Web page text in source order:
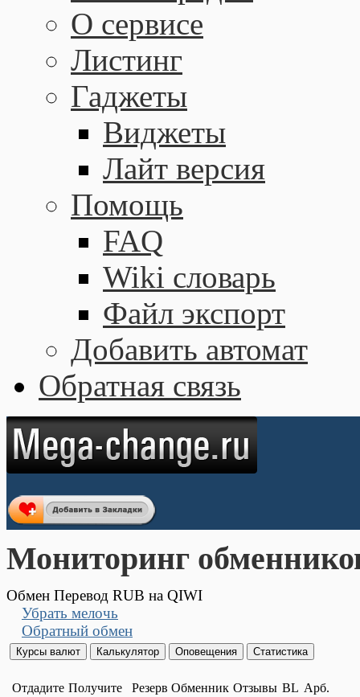
О сервисе
Листинг
Гаджеты
Виджеты
Лайт версия
Помощь
FAQ
Wiki словарь
Файл экспорт
Добавить автомат
Обратная связь
Мониторинг
Обмен Перевод RUB на QIWI
Убрать мелочь
Обратный обмен
Отдадите Получите Резерв Обменник Отзывы BL Арб.